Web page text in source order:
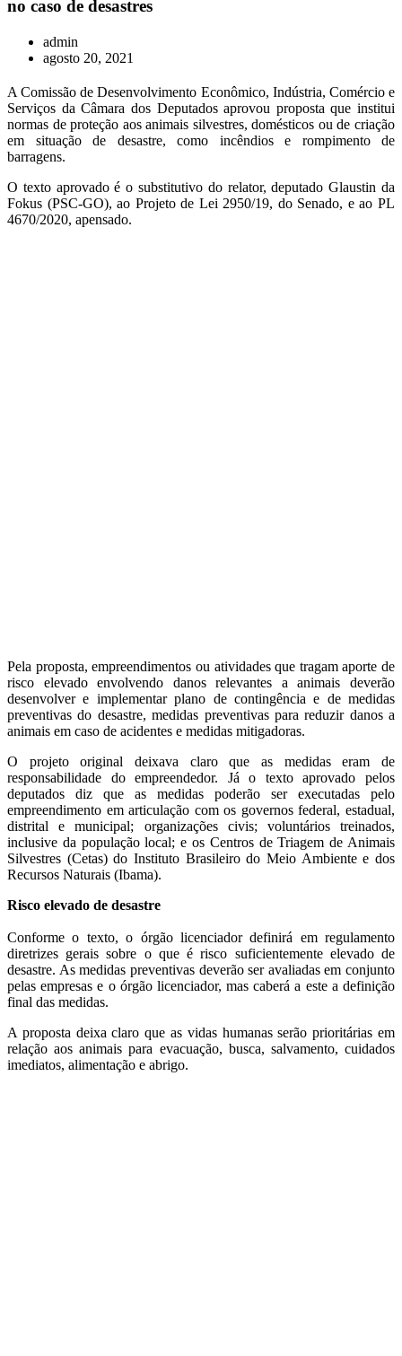
no caso de desastres
admin
agosto 20, 2021
A Comissão de Desenvolvimento Econômico, Indústria, Comércio e
Serviços da Câmara dos Deputados aprovou proposta que institui
normas de proteção aos animais silvestres, domésticos ou de criação
em situação de desastre, como incêndios e rompimento de
barragens.
O texto aprovado é o substitutivo do relator, deputado Glaustin da
Fokus (PSC-GO), ao Projeto de Lei 2950/19, do Senado, e ao PL
4670/2020, apensado.
Pela proposta, empreendimentos ou atividades que tragam aporte de
risco elevado envolvendo danos relevantes a animais deverão
desenvolver e implementar plano de contingência e de medidas
preventivas do desastre, medidas preventivas para reduzir danos a
animais em caso de acidentes e medidas mitigadoras.
O projeto original deixava claro que as medidas eram de
responsabilidade do empreendedor. Já o texto aprovado pelos
deputados diz que as medidas poderão ser executadas pelo
empreendimento em articulação com os governos federal, estadual,
distrital e municipal; organizações civis; voluntários treinados,
inclusive da população local; e os Centros de Triagem de Animais
Silvestres (Cetas) do Instituto Brasileiro do Meio Ambiente e dos
Recursos Naturais (Ibama).
Risco elevado de desastre
Conforme o texto, o órgão licenciador definirá em regulamento
diretrizes gerais sobre o que é risco suficientemente elevado de
desastre. As medidas preventivas deverão ser avaliadas em conjunto
pelas empresas e o órgão licenciador, mas caberá a este a definição
final das medidas.
A proposta deixa claro que as vidas humanas serão prioritárias em
relação aos animais para evacuação, busca, salvamento, cuidados
imediatos, alimentação e abrigo.